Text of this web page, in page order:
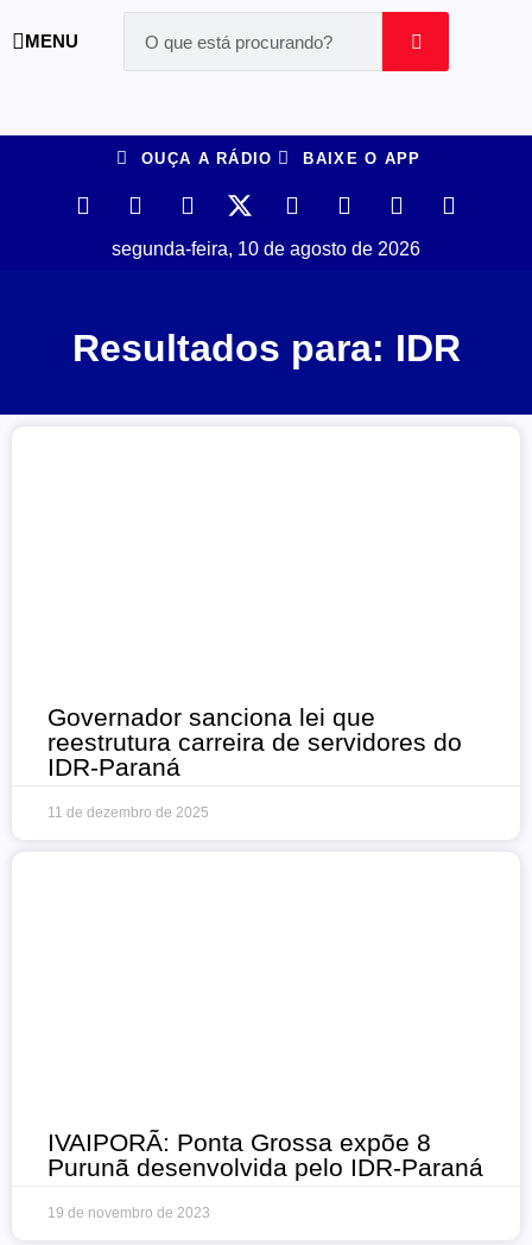
MENU
OUÇA A RÁDIO BAIXE O APP
segunda-feira, 10 de agosto de 2026
Resultados para: IDR
Governador sanciona lei que
reestrutura carreira de servidores do
IDR-Paraná
11 de dezembro de 2025
IVAIPORÃ: Ponta Grossa expõe 8
Purunã desenvolvida pelo IDR-Paraná
19 de novembro de 2023